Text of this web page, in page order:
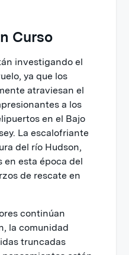
Curso
investigando el
ya que los
atraviesan el
a los
en el Bajo
La escalofriante
del río Hudson,
en esta época del
de rescate en
continúan
la comunidad
truncadas